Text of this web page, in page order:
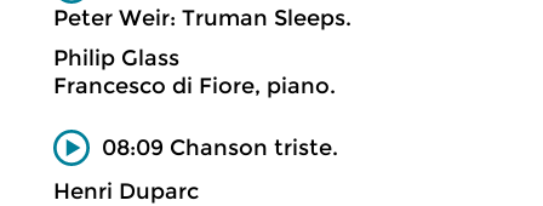
Peter Weir: Truman Sleeps.
Philip Glass
Francesco di Fiore, piano.
08:09 Chanson triste.
Henri Duparc